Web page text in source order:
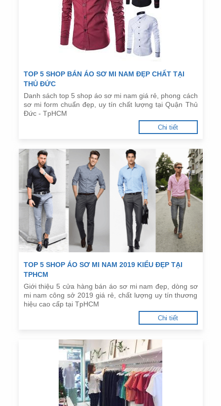
TOP 5 SHOP BÁN ÁO SƠ MI NAM ĐẸP CHẤT TẠI
THỦ ĐỨC
Danh sách top 5 shop áo sơ mi nam giá rẻ, phong cách
sơ mi form chuẩn đẹp, uy tín chất lượng tại Quận Thủ
Đức - TpHCM
Chi tiết
TOP 5 SHOP ÁO SƠ MI NAM 2019 KIỂU ĐẸP TẠI
TPHCM
Giới thiệu 5 cửa hàng bán áo sơ mi nam đẹp, dòng sơ
mi nam công sở 2019 giá rẻ, chất lượng uy tín thương
hiệu cao cấp tại TpHCM
Chi tiết